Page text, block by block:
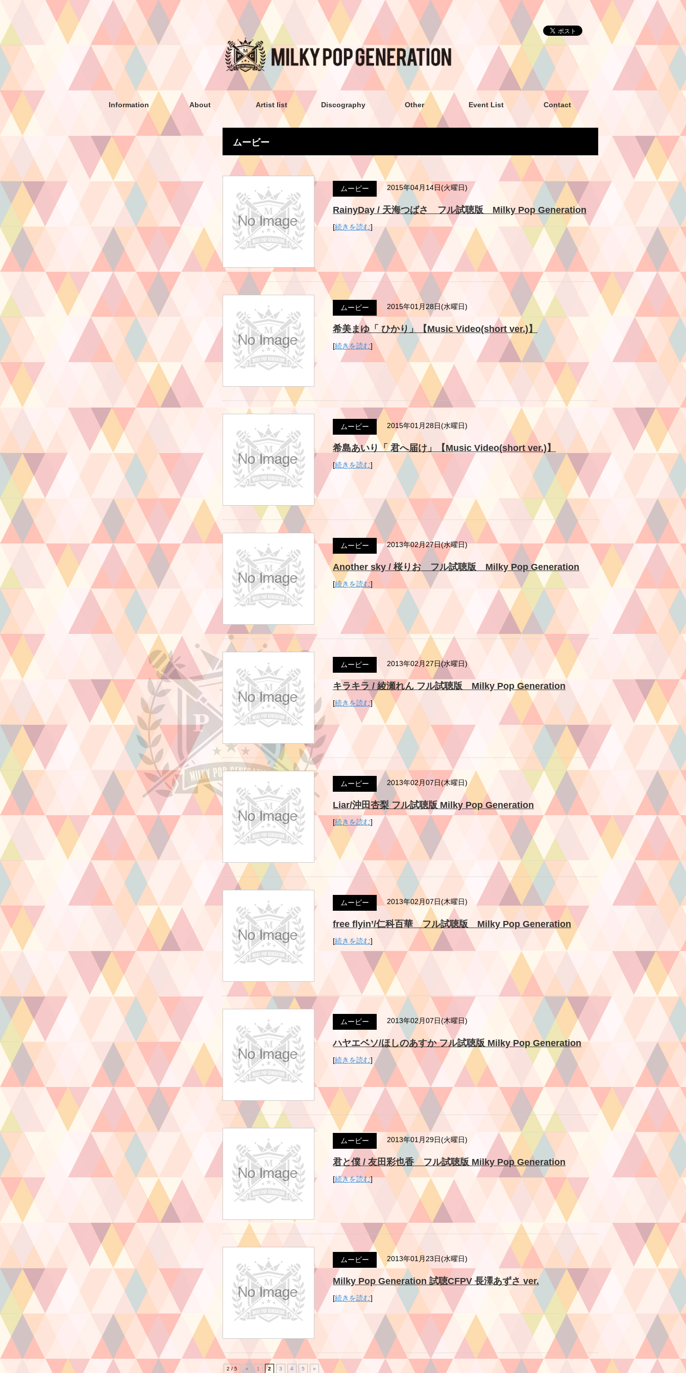
Information About Artist list Discography Other Event List Contact
ムービー
ムービー 2015年04月14日(火曜日)
RainyDay / 天海つばさ フル試聴版 Milky Pop Generation
[続きを読む]
ムービー 2015年01月28日(水曜日)
希美まゆ「 ひかり」【Music Video(short ver.)】
[続きを読む]
ムービー 2015年01月28日(水曜日)
希島あいり「 君へ届け」【Music Video(short ver.)】
[続きを読む]
ムービー 2013年02月27日(水曜日)
Another sky / 桜りお フル試聴版 Milky Pop Generation
[続きを読む]
ムービー 2013年02月27日(水曜日)
キラキラ / 綾瀬れん フル試聴版 Milky Pop Generation
[続きを読む]
ムービー 2013年02月07日(木曜日)
Liar/沖田杏梨 フル試聴版 Milky Pop Generation
[続きを読む]
ムービー 2013年02月07日(木曜日)
free flyin’/仁科百華 フル試聴版 Milky Pop Generation
[続きを読む]
ムービー 2013年02月07日(木曜日)
ハヤエベソ/ほしのあすか フル試聴版 Milky Pop Generation
[続きを読む]
ムービー 2013年01月29日(火曜日)
君と僕 / 友田彩也香 フル試聴版 Milky Pop Generation
[続きを読む]
ムービー 2013年01月23日(水曜日)
Milky Pop Generation 試聴CFPV 長澤あずさ ver.
[続きを読む]
2 / 5 « 1 2 3 4 5 »